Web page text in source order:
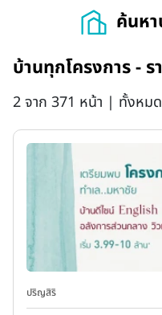
ค้นหา
บ้านทุกโครงการ -
2 จาก 371 หน้า | ทั้งหม
ปริญสิริ